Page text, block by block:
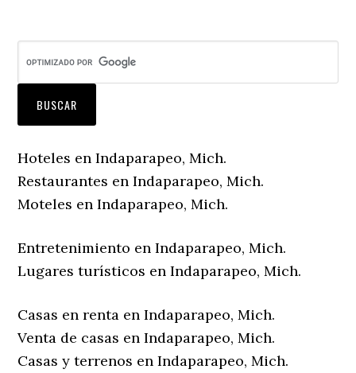
Hoteles en Indaparapeo, Mich.
Restaurantes en Indaparapeo, Mich.
Moteles en Indaparapeo, Mich.
Entretenimiento en Indaparapeo, Mich.
Lugares turísticos en Indaparapeo, Mich.
Casas en renta en Indaparapeo, Mich.
Venta de casas en Indaparapeo, Mich.
Casas y terrenos en Indaparapeo, Mich.